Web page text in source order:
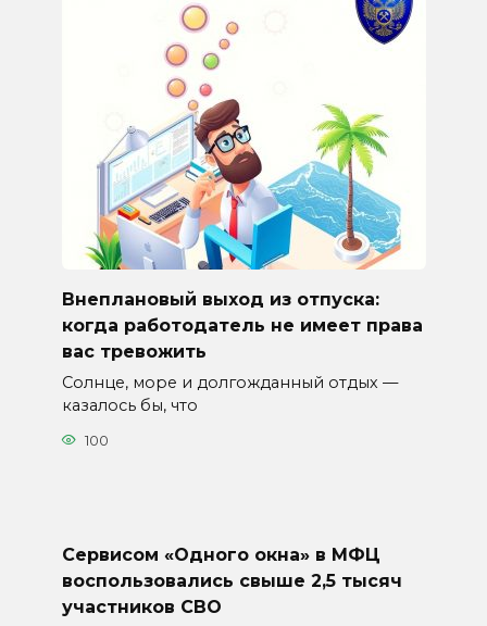
Внеплановый выход из отпуска:
когда работодатель не имеет права
вас тревожить
Солнце, море и долгожданный отдых —
казалось бы, что
100
Сервисом «Одного окна» в МФЦ
воспользовались свыше 2,5 тысяч
участников СВО